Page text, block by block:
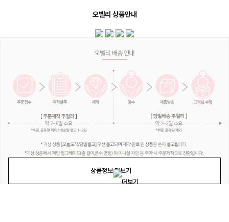
상품정보 더보기
오벨리 상품안내